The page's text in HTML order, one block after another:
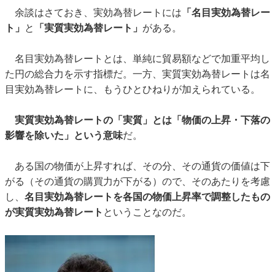
余談はさておき、実効為替レートには 「名目実効為替レー
ト」
と 「実質実効為替レート」 がある。
名目実効為替レートとは、単純に貿易額などで加重平均し
た円の総合力を示す指標だ。一方、実質実効為替レートは名
目実効為替レートに、もうひとひねりが加えられている。
実質実効為替レートの「実質」とは「物価の上昇・下落の
影響を除いた」という意味だ。
ある国の物価が上昇すれば、その分、その通貨の価値は下
がる（その通貨の購買力が下がる）ので、そのあたりを考慮
し、 名目実効為替レートを各国の物価上昇率で調整したもの
が実質実効為替レート ということなのだ。